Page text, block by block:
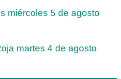
miércoles 5 de agosto
martes 4 de agosto